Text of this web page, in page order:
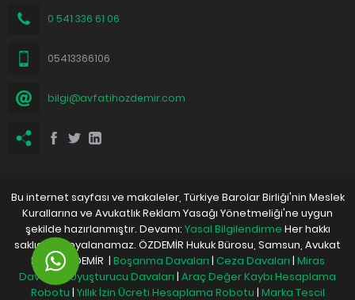
0 541 336 61 06
05413366106
bilgi@avfatihozdemir.com
Bu internet sayfası ve makaleler, Türkiye Barolar Birliği'nin Meslek
Kurallarına ve Avukatlık Reklam Yasağı Yönetmeliği'ne uygun
şekilde hazırlanmıştır. Devamı: Yasal Bilgilendirme Her hakkı
saklıdır. Kopyalanamaz. ÖZDEMİR Hukuk Bürosu, Samsun, Avukat
Fatih ÖZDEMİR | Boşanma Davaları | Ceza Davaları | Miras
Davaları
|Uyuşturucu Davaları | Araç Değer Kaybı Hesaplama
Robotu | Yıllık İzin Ücreti Hesaplama Robotu | Marka Tescil